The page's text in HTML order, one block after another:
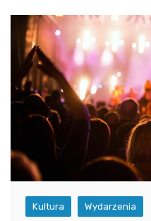
Kultura Wydarzenia